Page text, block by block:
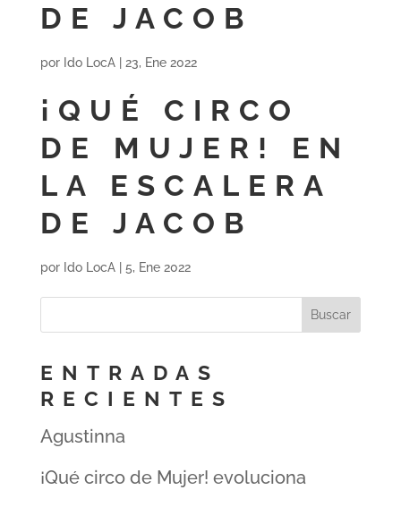
DE JACOB
por Ido LocA| 23, Ene 2022
¡QUÉ CIRCO
DE MUJER! EN
LA ESCALERA
DE JACOB
por Ido LocA| 5, Ene 2022
ENTRADAS
RECIENTES
Agustinna
¡Qué circo de Mujer! evoluciona